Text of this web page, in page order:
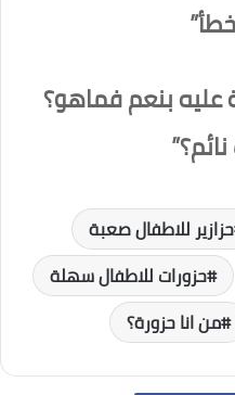
عليه بنعم فماهو؟
حزازير للاطفال صعبة
حزورات للاطفال سهلة
من انا حزورة؟